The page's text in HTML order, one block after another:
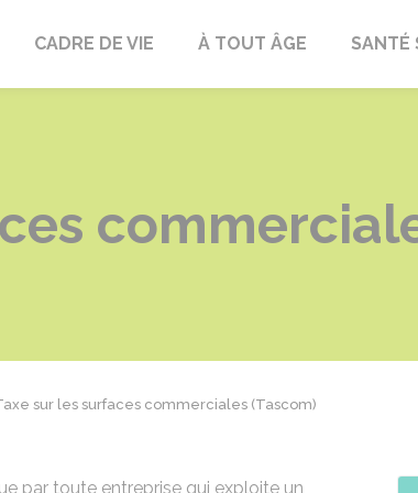
CADRE DE VIE À TOUT ÂGE SANTÉ
sur les surfaces commerciales (Tascom)
par toute entreprise qui exploite un